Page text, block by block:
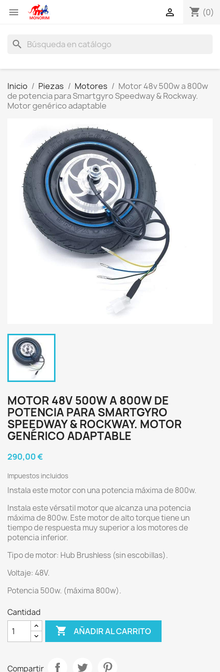
 shopping_cart (0)

search
Inicio Piezas Motores
Motor 48v 500w a 800w
de potencia para Smartgyro Speedway & Rockway.
Motor genérico adaptable
MOTOR 48V 500W A 800W DE
POTENCIA PARA SMARTGYRO
SPEEDWAY & ROCKWAY. MOTOR
GENÉRICO ADAPTABLE
290,00 €
Impuestos incluidos
Instala este motor con una potencia máxima de 800w.
Instala este vérsatil motor que alcanza una potencia
máxima de 800w. Este motor de alto torque tiene un
tiempo de respuesta muy superior a los motores de
potencia inferior.
Tipo de motor: Hub Brushless (sin escobillas).
Voltaje: 48V.
Potencia 500w. (máxima 800w).
Cantidad
 AÑADIR AL CARRITO
Compartir